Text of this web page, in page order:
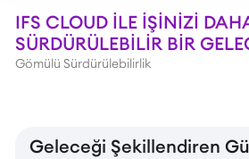
IFS CLOUD ILE IŞINIZI
SÜRDÜRÜLEBILIR BIR
Gömülü Sürdürülebilirlik
Geleceği Şekillendiren